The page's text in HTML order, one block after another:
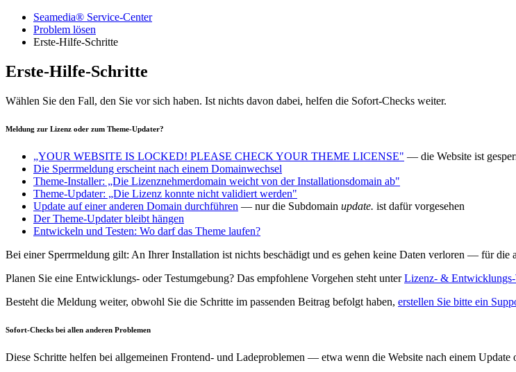
Seamedia® Service-Center
Problem lösen
Erste-Hilfe-Schritte
Erste-Hilfe-Schritte
Wählen Sie den Fall, den Sie vor sich haben. Ist nichts davon dabei, helfen die Sofort-Checks weiter.
Meldung zur Lizenz oder zum Theme-Updater?
„YOUR WEBSITE IS LOCKED! PLEASE CHECK YOUR THEME LICENSE" — die Website ist
Die Sperrmeldung erscheint nach einem Domainwechsel
Theme-Installer: „Die Lizenznehmerdomain weicht von der Installationsdomain ab"
Theme-Updater: „Die Lizenz konnte nicht validiert werden"
Update auf einer anderen Domain durchführen — nur die Subdomain update. ist dafür vorgesehen
Der Theme-Updater bleibt hängen
Entwickeln und Testen: Wo darf das Theme laufen?
Bei einer Sperrmeldung gilt: An Ihrer Installation ist nichts beschädigt und es gehen keine Daten verloren — für
Planen Sie eine Entwicklungs- oder Testumgebung? Das empfohlene Vorgehen steht unterLizenz- &
Besteht die Meldung weiter, obwohl Sie die Schritte im passenden Beitrag befolgt haben, erstellen Sie bitte ein
Sofort-Checks bei allen anderen Problemen
Diese Schritte helfen bei allgemeinen Frontend- und Ladeproblemen — etwa wenn die Website nach einem Update